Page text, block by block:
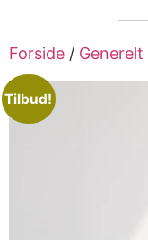
Forside / Generelt
Tilbud!